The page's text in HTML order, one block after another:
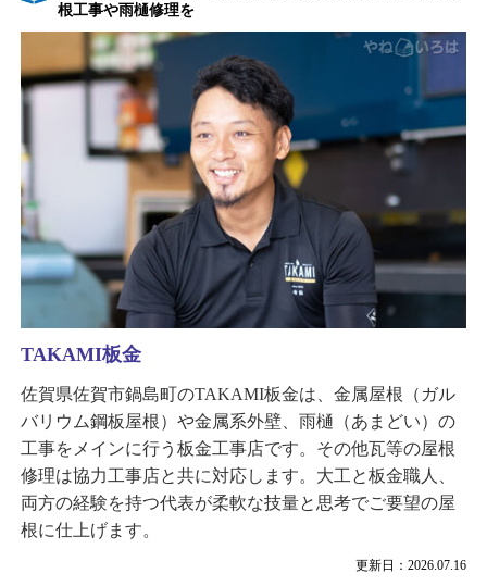
根工事や雨樋修理を
更新日：2026.07.16
TAKAMI板金
佐賀県佐賀市鍋島町のTAKAMI板金は、金属屋根（ガル
バリウム鋼板屋根）や金属系外壁、雨樋（あまどい）の
工事をメインに行う板金工事店です。その他瓦等の屋根
修理は協力工事店と共に対応します。大工と板金職人、
両方の経験を持つ代表が柔軟な技量と思考でご要望の屋
根に仕上げます。